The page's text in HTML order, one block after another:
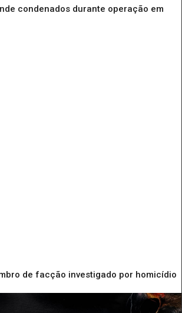
condenados durante operação em
de facção investigado por homicídio